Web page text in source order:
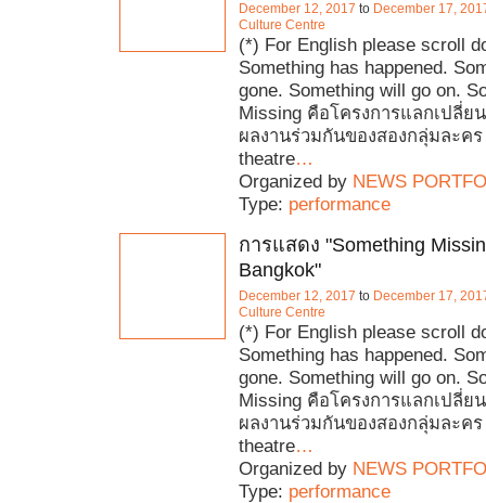
December 12, 2017 to December 17,
Culture Centre
(*) For English please scroll
Something has happened.
gone. Something will go on.
Missing คือโครงการแลกเปลี่ย
ผลงานร่วมกันของสองกลุ่มละค
theatre…
Organized by NEWS
Type: performance
การแสดง "Something
Bangkok"
December 12, 2017 to December 17,
Culture Centre
(*) For English please scroll
Something has happened.
gone. Something will go on.
Missing คือโครงการแลกเปลี่ย
ผลงานร่วมกันของสองกลุ่มละค
theatre…
Organized by NEWS
Type: performance